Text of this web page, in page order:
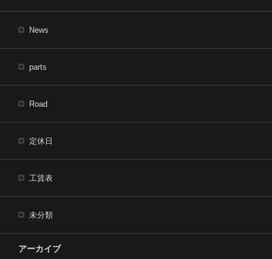
News
parts
Road
定休日
工賃表
未分類
アーカイブ